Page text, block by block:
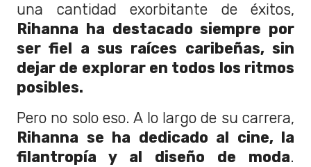
una cantidad exorbitante de éxitos,
Rihanna ha destacado siempre por
ser fiel a sus raíces caribeñas, sin
dejar de explorar en todos los ritmos
posibles.
Pero no solo eso. A lo largo de su carrera,
Rihanna se ha dedicado al cine, la
filantropía y al diseño de moda.